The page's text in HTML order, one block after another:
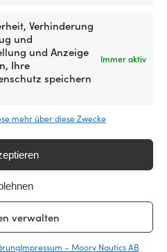
Verhinderung
und
und Anzeige
Ihre
speichern
Immer aktiv
mehr über diese Zwecke
verwalten
Impressum – Moory Nautics AB
Wir gleichen die
an. Du kannst also
– findest du den
bei einem anderen
wir den Preis im